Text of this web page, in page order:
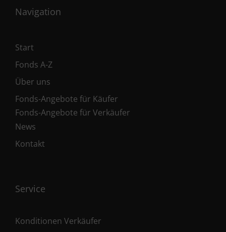
Navigation
Start
Fonds A-Z
Über uns
Fonds-Angebote für Käufer
Fonds-Angebote für Verkäufer
News
Kontakt
Service
Konditionen Verkäufer